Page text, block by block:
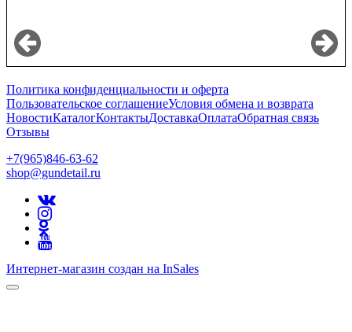
Политика конфиденциальности и оферта
Пользовательское соглашениеУсловия обмена и возврата
НовостиКаталогКонтактыДоставкаОплатаОбратная связь
Отзывы
+7(965)846-63-62
shop@gundetail.ru
Интернет-магазин создан на InSales